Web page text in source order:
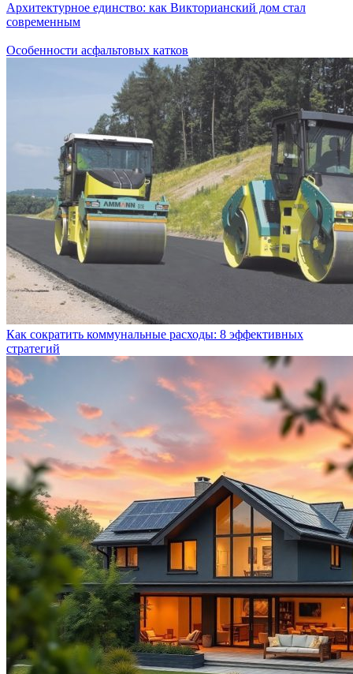
Архитектурное единство: как Викторианский дом стал
современным
Особенности асфальтовых катков
Как сократить коммунальные расходы: 8 эффективных
стратегий